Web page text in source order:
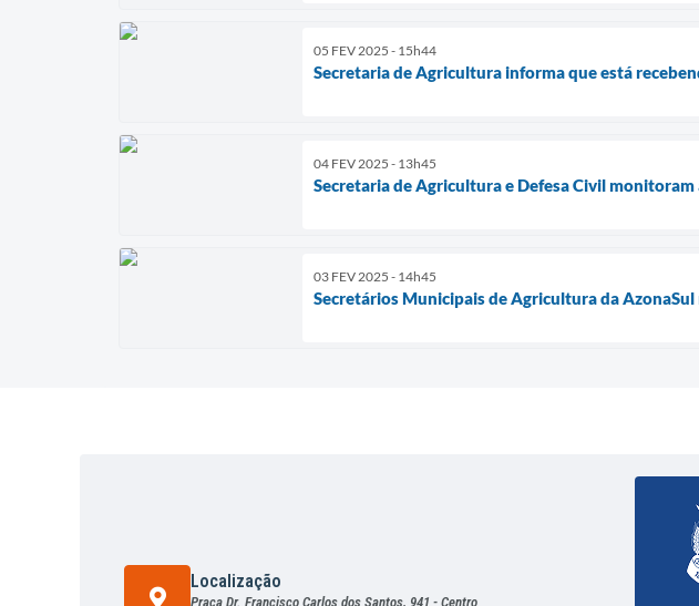
05 FEV 2025 - 15h44
Secretaria de Agricultura informa que está
04 FEV 2025 - 13h45
Secretaria de Agricultura e Defesa Civil
03 FEV 2025 - 14h45
Secretários Municipais de Agricultura da
Localização
Praça Dr. Francisco Carlos dos Santos, 941 - Centro